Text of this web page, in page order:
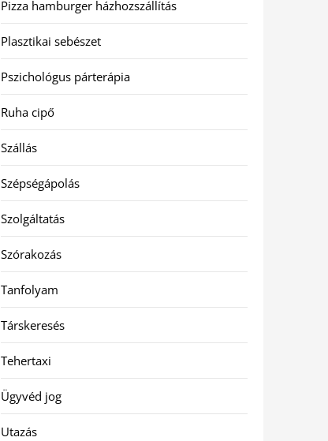
Pizza hamburger házhozszállítás
Plasztikai sebészet
Pszichológus párterápia
Ruha cipő
Szállás
Szépségápolás
Szolgáltatás
Szórakozás
Tanfolyam
Társkeresés
Tehertaxi
Ügyvéd jog
Utazás